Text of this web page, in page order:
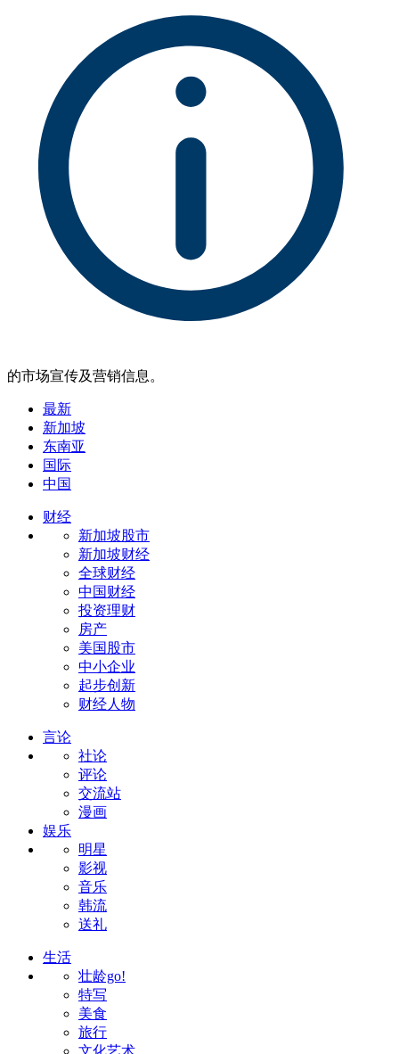
的市场宣传及营销信息。
最新
新加坡
东南亚
国际
中国
财经
新加坡股市
新加坡财经
全球财经
中国财经
投资理财
房产
美国股市
中小企业
起步创新
财经人物
言论
社论
评论
交流站
漫画
娱乐
明星
影视
音乐
韩流
送礼
生活
壮龄go!
特写
美食
旅行
文化艺术